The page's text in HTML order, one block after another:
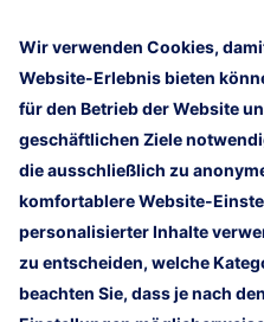
Lufthansa Technical
Mail
Homepage Impressum
Kundennewsletter
Kontakt